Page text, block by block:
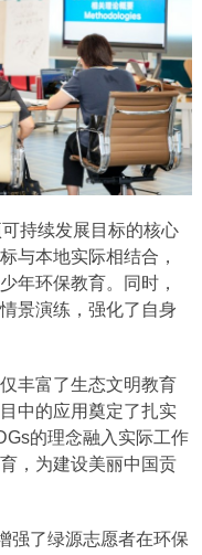
持续发展目标的核心
与本地实际相结合，
年环保教育。同时，
景演练，强化了自身
丰富了生态文明教育
中的应用奠定了扎实
的理念融入实际工作
，为建设美丽中国贡
强了绿源志愿者在环保